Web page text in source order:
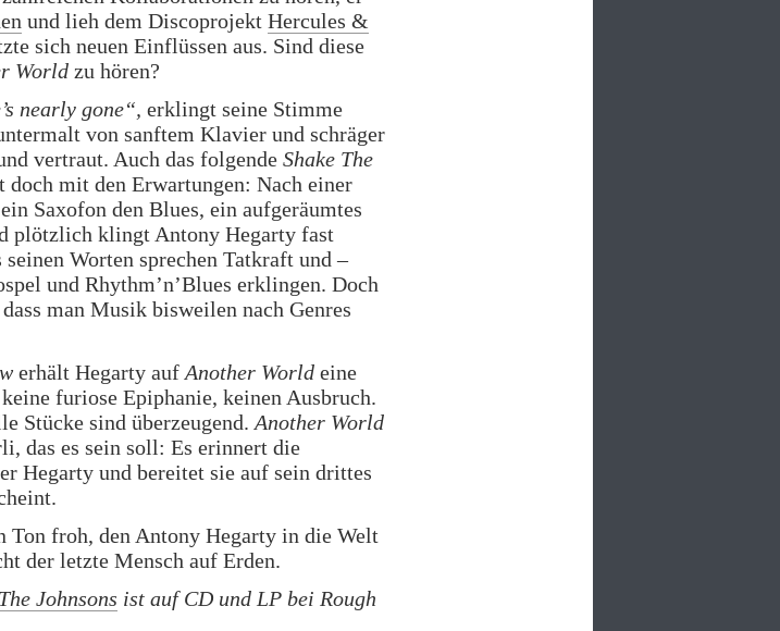
und lieh dem Discoprojekt Hercules &
sich neuen Einflüssen aus. Sind diese
World zu hören?
nearly gone“, erklingt seine Stimme
von sanftem Klavier und schräger
vertraut. Auch das folgende Shake The
mit den Erwartungen: Nach einer
Saxofon den Blues, ein aufgeräumtes
plötzlich klingt Antony Hegarty fast
Worten sprechen Tatkraft und –
und Rhythm’n’Blues erklingen. Doch
man Musik bisweilen nach Genres
erhält Hegarty auf Another World eine
furiose Epiphanie, keinen Ausbruch.
Stücke sind überzeugend. Another World
das es sein soll: Es erinnert die
Hegarty und bereitet sie auf sein drittes
froh, den Antony Hegarty in die Welt
der letzte Mensch auf Erden.
Johnsons ist auf CD und LP bei Rough